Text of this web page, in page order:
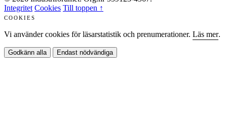
Integritet Cookies Till toppen ↑
COOKIES
Vi använder cookies för läsarstatistik och prenumerationer. Läs mer.
Godkänn alla Endast nödvändiga